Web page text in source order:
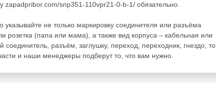
zapadpribor.com/snp351-110vpr21-0-b-1/ обязательно.
не только маркировку соединителя или разъёма
(папа или мама), а также вид корпуса – кабельная или
разъём, заглушку, переход, переходник, гнездо, то
и наши менеджеры подберут то, что вам нужно.